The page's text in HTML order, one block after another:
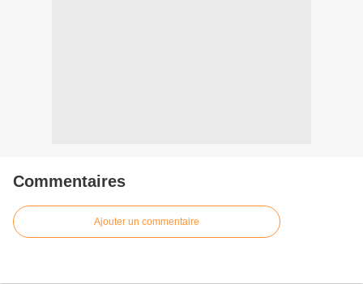
Commentaires
Ajouter un commentaire